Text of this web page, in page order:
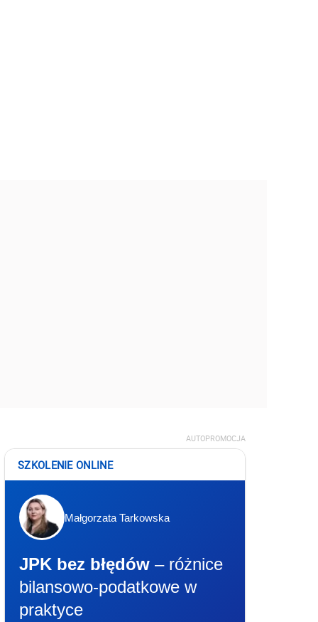
AUTOPROMOCJA
SZKOLENIE ONLINE
Małgorzata Tarkowska
JPK bez błędów – różnice
bilansowo-podatkowe w
praktyce